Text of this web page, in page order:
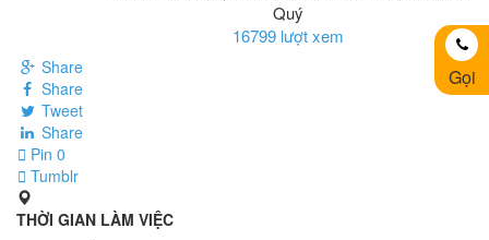
Quý
16799 lượt xem
Share
Share
Tweet
Share
Pin 0
Tumblr
THỜI GIAN LÀM VIỆC
Gọi